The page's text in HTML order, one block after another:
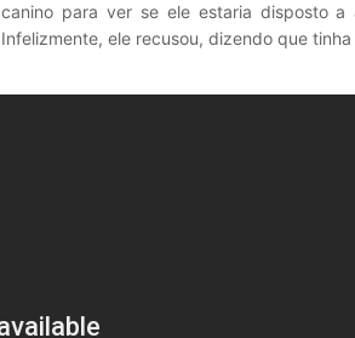
canino para ver se ele estaria disposto a
Infelizmente, ele recusou, dizendo que